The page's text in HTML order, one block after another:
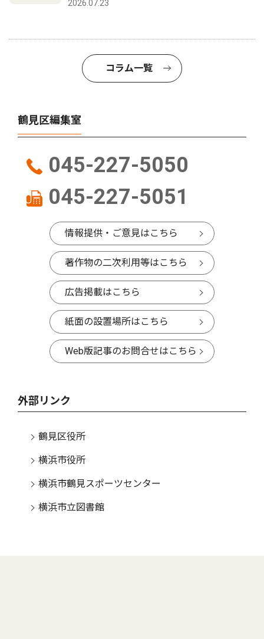
2026.07.23
コラム一覧
鶴見区編集室
045-227-5050
045-227-5051
情報提供・ご意見はこちら
著作物の二次利用等はこちら
広告掲載はこちら
紙面の設置場所はこちら
Web版記事のお問合せはこちら
外部リンク
鶴見区役所
横浜市役所
横浜市鶴見スポーツセンター
横浜市立図書館